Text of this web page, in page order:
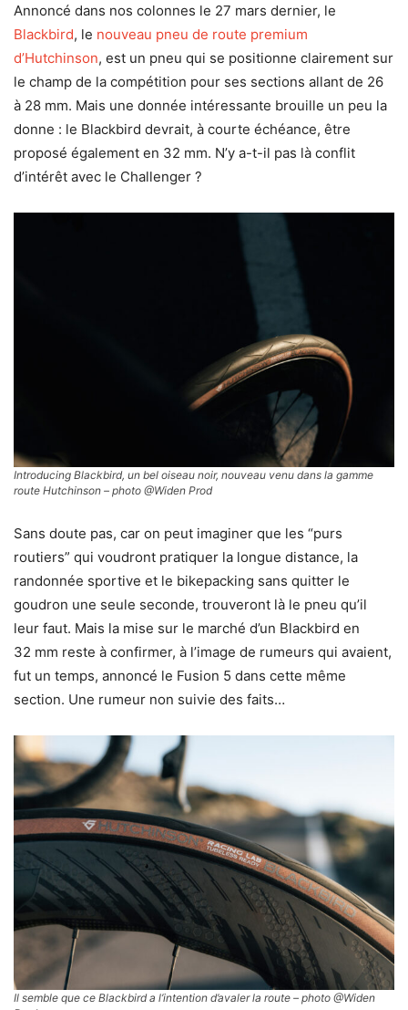
Annoncé dans nos colonnes le 27 mars dernier, le
Blackbird, le nouveau pneu de route premium
d’Hutchinson, est un pneu qui se positionne clairement sur
le champ de la compétition pour ses sections allant de 26
à 28 mm. Mais une donnée intéressante brouille un peu la
donne : le Blackbird devrait, à courte échéance, être
proposé également en 32 mm. N’y a-t-il pas là conflit
d’intérêt avec le Challenger ?
Introducing Blackbird, un bel oiseau noir, nouveau venu dans la gamme
route Hutchinson – photo @Widen Prod
Sans doute pas, car on peut imaginer que les “purs
routiers” qui voudront pratiquer la longue distance, la
randonnée sportive et le bikepacking sans quitter le
goudron une seule seconde, trouveront là le pneu qu’il
leur faut. Mais la mise sur le marché d’un Blackbird en
32 mm reste à confirmer, à l’image de rumeurs qui avaient,
fut un temps, annoncé le Fusion 5 dans cette même
section. Une rumeur non suivie des faits…
Il semble que ce Blackbird a l’intention d’avaler la route – photo @Widen